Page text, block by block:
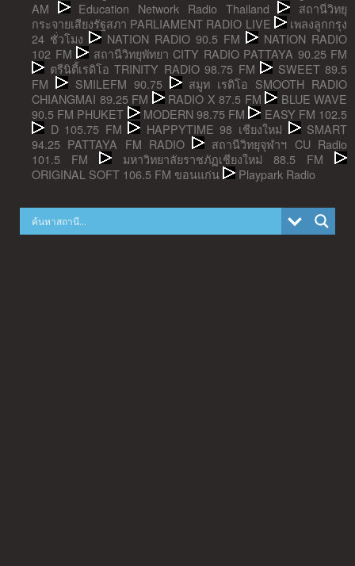
AM
Education Network Radio Thailand
สถานีวิทยุ
กระจายเสียงรัฐสภา PARLIAMENT RADIO LIVE
เพลงลูกกรุง
24 ชั่วโมง
NATION RADIO 90.5 FM
NATION RADIO
102 FM
สถานีวิทยุพัทยา CITY RADIO PATTAYA 90.25 FM
ตรีนิตี้เรดิโอ TRINITY RADIO 98.75 FM
SWEET 89.5
FM
SMILEFM 90.75
สมูท เรดิโอ SMOOTH RADIO
CHIANGMAI 89.25 FM
RADIO X 87.5 FM
BLUE WAVE
90.5 FM PHUKET
MODERN 98.75 FM
EASY FM 102.5
D 105.75 FM
HAPPYTIME 98 เชียงใหม่
SMART
94.25 PATTAYA FM RADIO
สถานีวิทยุจุฬาฯ CU Radio
101.5 FM
มหาวิทยาลัยราชภัฏเชียงใหม่ 88.5 FM
ORIGINAL SOFT 106.5 FM ขอนแก่น
Playpark Radio